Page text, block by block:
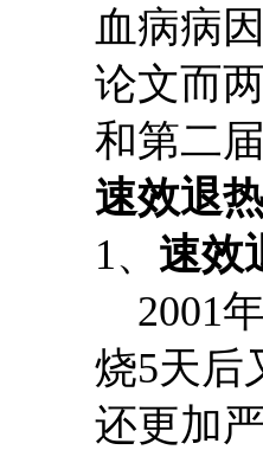
血病病
论文而
和第二
速效退
1、 速效
2001
烧5天后
还更加